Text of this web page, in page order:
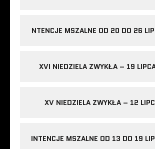
NTENCJE MSZALNE OD 20 DO 26
XVI NIEDZIELA ZWYKŁA – 19
XV NIEDZIELA ZWYKŁA – 12
INTENCJE MSZALNE OD 13 DO 19